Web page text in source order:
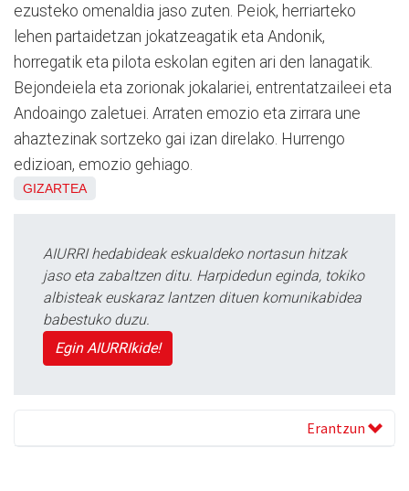
ezusteko omenaldia jaso zuten. Peiok, herriarteko
lehen partaidetzan jokatzeagatik eta Andonik,
horregatik eta pilota eskolan egiten ari den lanagatik.
Bejondeiela eta zorionak jokalariei, entrentatzaileei eta
Andoaingo zaletuei. Arraten emozio eta zirrara une
ahaztezinak sortzeko gai izan direlako. Hurrengo
edizioan, emozio gehiago.
GIZARTEA
AIURRI hedabideak eskualdeko nortasun hitzak
jaso eta zabaltzen ditu. Harpidedun eginda, tokiko
albisteak euskaraz lantzen dituen komunikabidea
babestuko duzu.
Egin AIURRIkide!
Erantzun